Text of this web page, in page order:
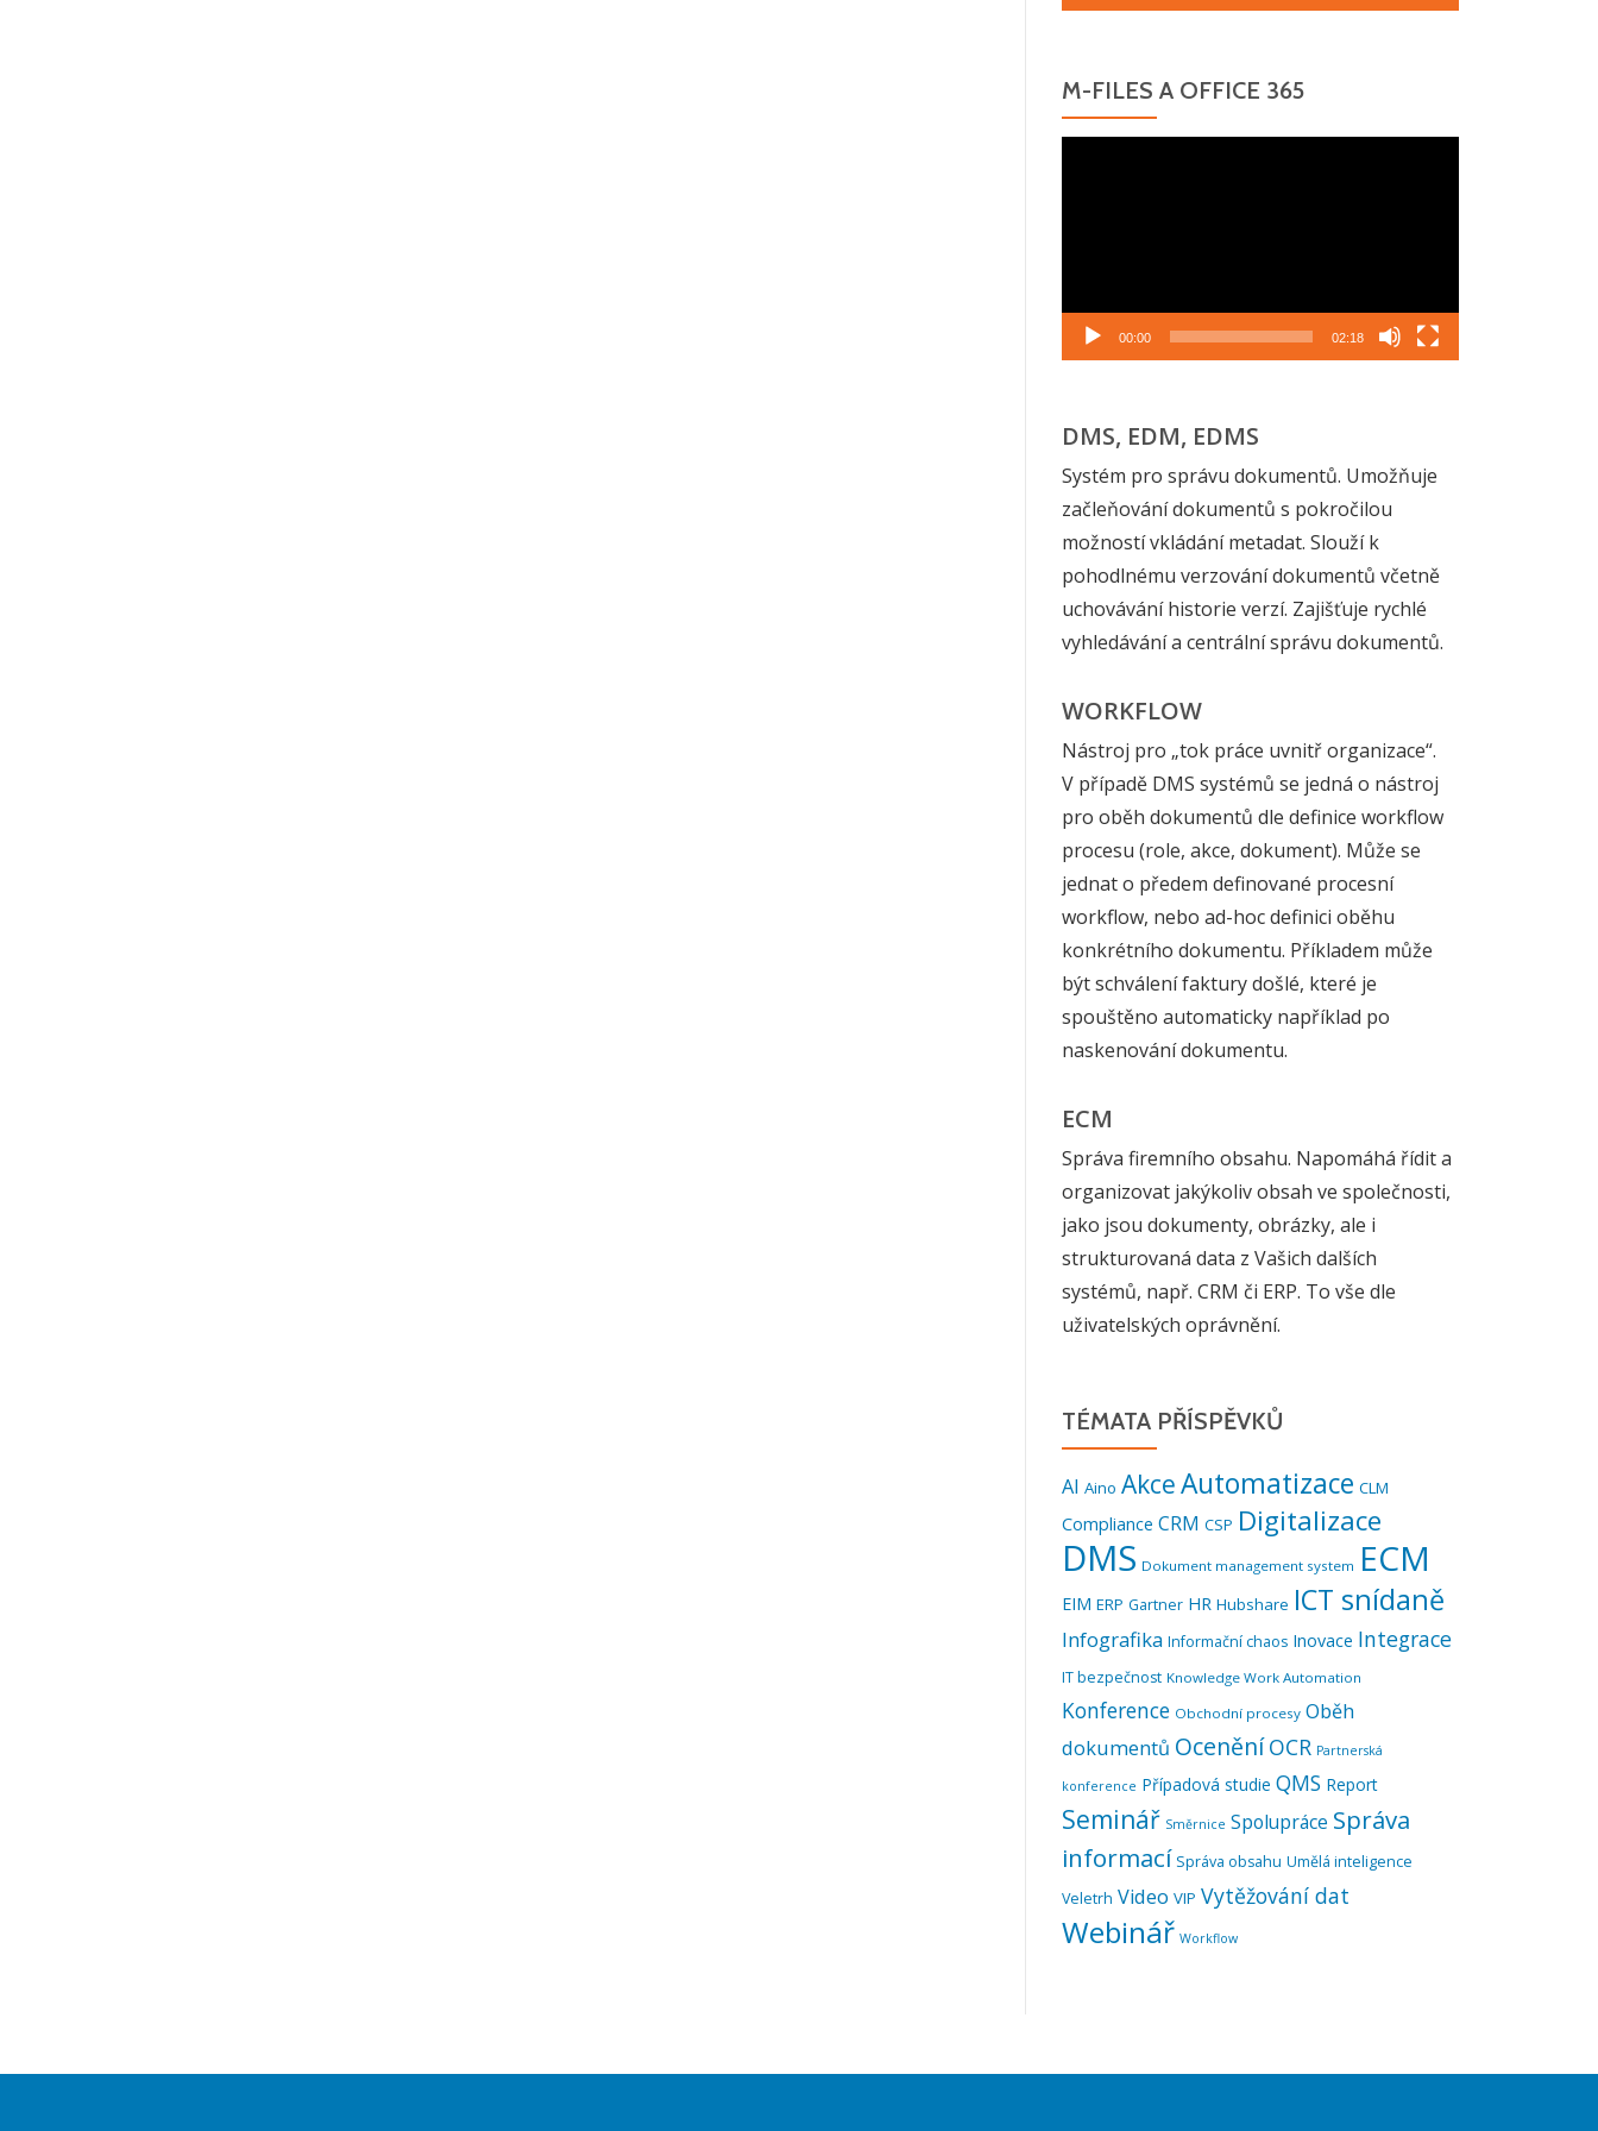
M-FILES A OFFICE 365
00:00 02:18
DMS, EDM, EDMS
Systém pro správu dokumentů. Umožňuje
začleňování dokumentů s pokročilou
možností vkládání metadat. Slouží k
pohodlnému verzování dokumentů včetně
uchovávání historie verzí. Zajišťuje rychlé
vyhledávání a centrální správu dokumentů.
WORKFLOW
Nástroj pro „tok práce uvnitř organizace“.
V případě DMS systémů se jedná o nástroj
pro oběh dokumentů dle definice workflow
procesu (role, akce, dokument). Může se
jednat o předem definované procesní
workflow, nebo ad-hoc definici oběhu
konkrétního dokumentu. Příkladem může
být schválení faktury došlé, které je
spouštěno automaticky například po
naskenování dokumentu.
ECM
Správa firemního obsahu. Napomáhá řídit a
organizovat jakýkoliv obsah ve společnosti,
jako jsou dokumenty, obrázky, ale i
strukturovaná data z Vašich dalších
systémů, např. CRM či ERP. To vše dle
uživatelských oprávnění.
TÉMATA PŘÍSPĚVKŮ
AI Aino AkceAutomatizace CLM
Compliance CRM CSP Digitalizace
DMS Dokument management system ECM
EIM ERP Gartner HR Hubshare ICT snídaně
Infografika Informační chaos Inovace Integrace
IT bezpečnost Knowledge Work Automation
Konference Obchodní procesy Oběh
dokumentů Ocenění OCR Partnerská
konference Případová studie QMS Report
Seminář Směrnice Spolupráce Správa
informací Správa obsahu Umělá inteligence
Veletrh Video VIP Vytěžování dat
Webinář Workflow